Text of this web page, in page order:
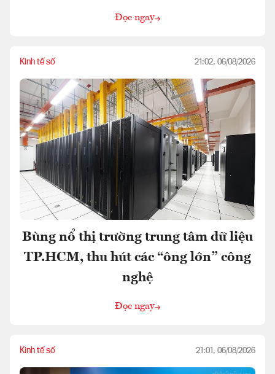
Đọc ngay
Kinh tế số 21:02, 06/08/2026
Bùng nổ thị trường trung tâm dữ liệu
TP.HCM, thu hút các “ông lớn” công
nghệ
Đọc ngay
Kinh tế số 21:01, 06/08/2026